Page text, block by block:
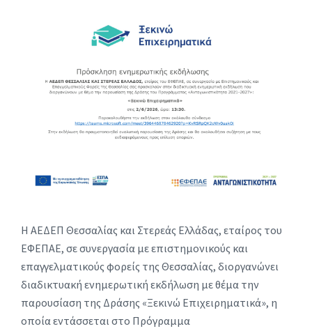
Η ΑΕΔΕΠ Θεσσαλίας και Στερεάς Ελλάδας, εταίρος του
ΕΦΕΠΑΕ, σε συνεργασία με επιστημονικούς και
επαγγελματικούς φορείς της Θεσσαλίας, διοργανώνει
διαδικτυακή ενημερωτική εκδήλωση με θέμα την
παρουσίαση της Δράσης «Ξεκινώ Επιχειρηματικά», η
οποία εντάσσεται στο Πρόγραμμα